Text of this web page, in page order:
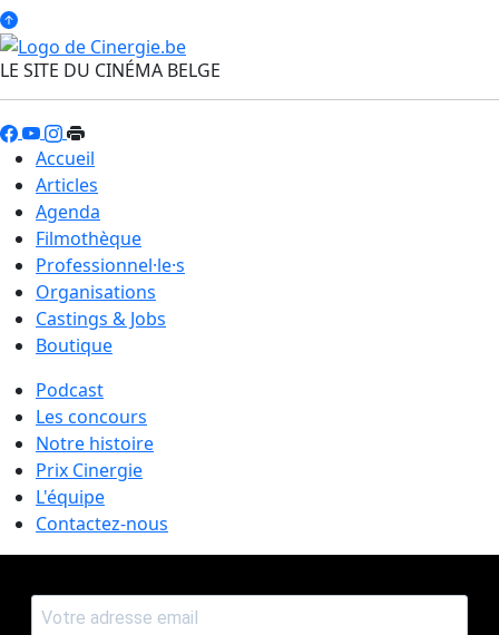
LE SITE DU CINÉMA BELGE
Accueil
Articles
Agenda
Filmothèque
Professionnel·le·s
Organisations
Castings & Jobs
Boutique
Podcast
Les concours
Notre histoire
Prix Cinergie
L'équipe
Contactez-nous